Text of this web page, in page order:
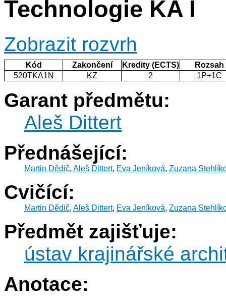
Technologie KA I
Zobrazit rozvrh
Kód Zakončení Kredity (ECTS)
Rozsah
520TKA1N
KZ 2 1P+1C
Garant předmětu:
Aleš Dittert
Přednášející:
Martin Dědič, Aleš Dittert, Eva Jeníková, Zuzana
Cvičící:
Martin Dědič, Aleš Dittert, Eva Jeníková, Zuzana
Předmět zajišťuje:
ústav krajinářské
Anotace: